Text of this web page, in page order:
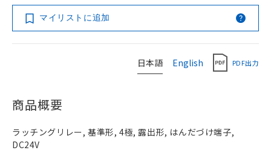
マイリストに追加
日本語 English PDF出力
商品概要
ラッチングリレー, 基準形, 4極, 露出形, はんだづけ端子,
DC24V